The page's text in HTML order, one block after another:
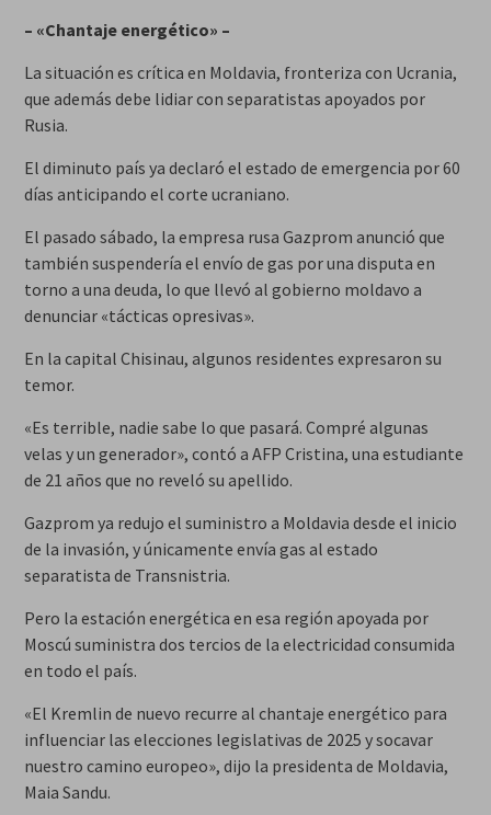
– «Chantaje energético» –
La situación es crítica en Moldavia, fronteriza con Ucrania,
que además debe lidiar con separatistas apoyados por
Rusia.
El diminuto país ya declaró el estado de emergencia por 60
días anticipando el corte ucraniano.
El pasado sábado, la empresa rusa Gazprom anunció que
también suspendería el envío de gas por una disputa en
torno a una deuda, lo que llevó al gobierno moldavo a
denunciar «tácticas opresivas».
En la capital Chisinau, algunos residentes expresaron su
temor.
«Es terrible, nadie sabe lo que pasará. Compré algunas
velas y un generador», contó a AFP Cristina, una estudiante
de 21 años que no reveló su apellido.
Gazprom ya redujo el suministro a Moldavia desde el inicio
de la invasión, y únicamente envía gas al estado
separatista de Transnistria.
Pero la estación energética en esa región apoyada por
Moscú suministra dos tercios de la electricidad consumida
en todo el país.
«El Kremlin de nuevo recurre al chantaje energético para
influenciar las elecciones legislativas de 2025 y socavar
nuestro camino europeo», dijo la presidenta de Moldavia,
Maia Sandu.